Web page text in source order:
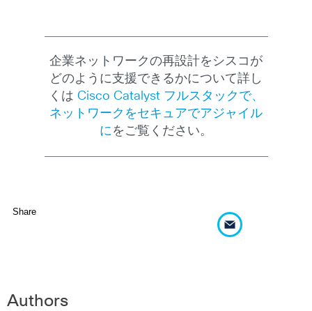
企業ネットワークの再設計をシスコが
どのように支援できるかについて詳し
くは Cisco Catalyst フルスタックで、
ネットワークをセキュアでアジャイル
にをご覧ください。
Share
Authors